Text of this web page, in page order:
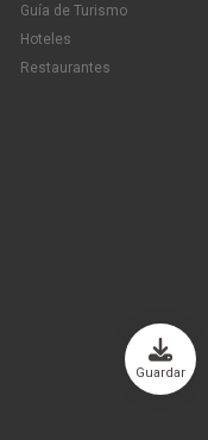
Guardar
Guía de Turismo
Hoteles
Restaurantes